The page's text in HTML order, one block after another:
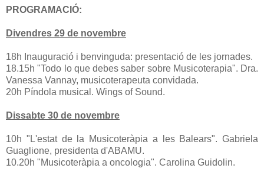
PROGRAMACIÓ:
Divendres 29 de novembre
18h Inauguració i benvinguda: presentació de les jornades.
18.15h "Todo lo que debes saber sobre Musicoterapia". Dra.
Vanessa Vannay, musicoterapeuta convidada.
20h Píndola musical. Wings of Sound.
Dissabte 30 de novembre
10h "L'estat de la Musicoteràpia a les Balears". Gabriela
Guaglione, presidenta d'ABAMU.
10.20h "Musicoteràpia a oncologia". Carolina Guidolin.